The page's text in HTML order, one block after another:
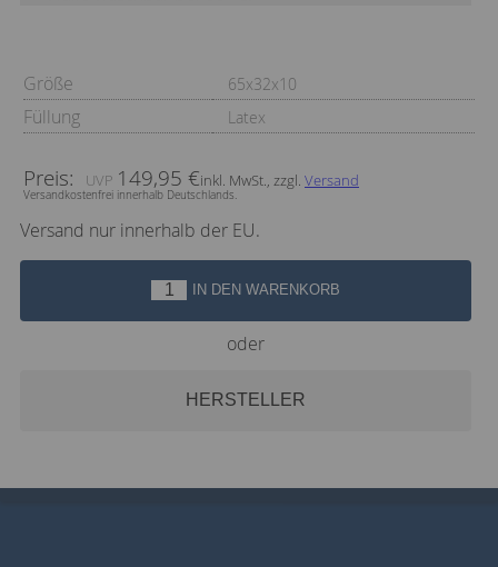
Größe 65x32x10
Füllung Latex
Preis: 149,95 €inkl. MwSt., zzgl. Versand
Versandkostenfrei innerhalb Deutschlands.
Versand nur innerhalb der EU.
IN DEN WARENKORB
oder
HERSTELLER